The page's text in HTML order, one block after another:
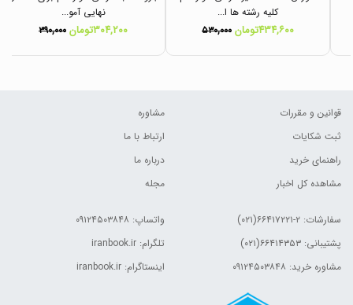
کلیه رشته ها ا...
۴۳۴,۶۰۰تومان ۵۳۰,۰۰۰
نهایی آمو...
۳۰۴,۲۰۰تومان ۳۹۰,۰۰۰
قوانین و مقررات
ثبت شکایات
راهنمای خرید
مشاهده کل اخبار
مشاوره
ارتباط با ما
درباره ما
مجله
سفارشات: ۲-۶۶۴۱۷۲۲۱(۰۲۱)
پشتیبانی: ۶۶۴۱۴۳۵۳(۰۲۱)
مشاوره خرید: ۰۹۱۲۴۵۰۳۸۴۸
واتساپ: ۰۹۱۲۴۵۰۳۸۴۸
تلگرام: iranbook.ir
اینستاگرام: iranbook.ir